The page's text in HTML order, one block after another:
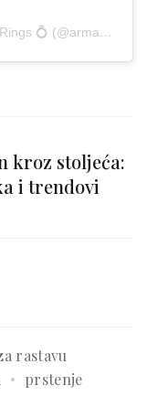
A post shared by Diamond Engagement Rings 💍 (@armansjewellery)
kroz stoljeća:
i trendovi
rastavu
prstenje